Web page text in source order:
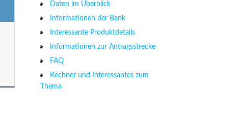
Daten im Überblick
Informationen der Bank
Interessante Produktdetails
Informationen zur Antragsstrecke
FAQ
Rechner und Interessantes zum
Thema